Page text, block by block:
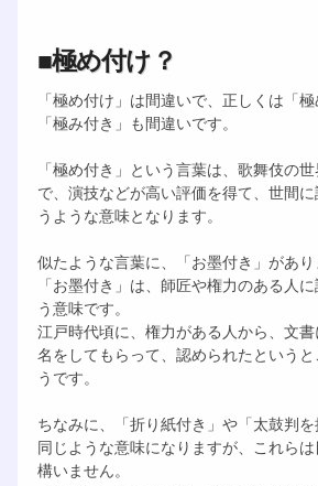
■極め付け？
「極め付け」は間違いで、正しくは「極
「極み付き」も間違いです。
「極め付き」という言葉は、歌舞伎の
で、演技などが高い評価を得て、世間
うような意味となります。
似たような言葉に、「お墨付き」があり
「お墨付き」は、師匠や権力のある人
う意味です。
江戸時代頃に、権力がある人から、文
名をしてもらって、認められたという
うです。
ちなみに、「折り紙付き」や「太鼓判
同じような意味になりますが、これら
構いません。